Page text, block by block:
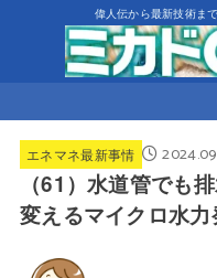
偉人伝から最新技術ま
エネマネ最新事情
（61）水道管でも
変えるマイクロ水力